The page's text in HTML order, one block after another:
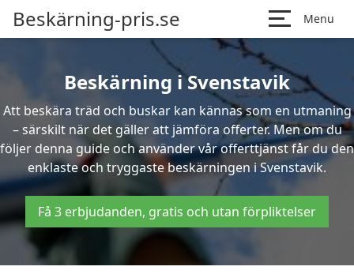
Beskärning-pris.se Menu
Beskärning i Svenstavik
Att beskära träd och buskar kan kännas som en utmaning
– särskilt när det gäller att jämföra offerter. Men om du
följer denna guide och använder vår offerttjänst får du den
enklaste och tryggaste beskärningen i Svenstavik.
Få 3 erbjudanden, gratis och utan förpliktelser